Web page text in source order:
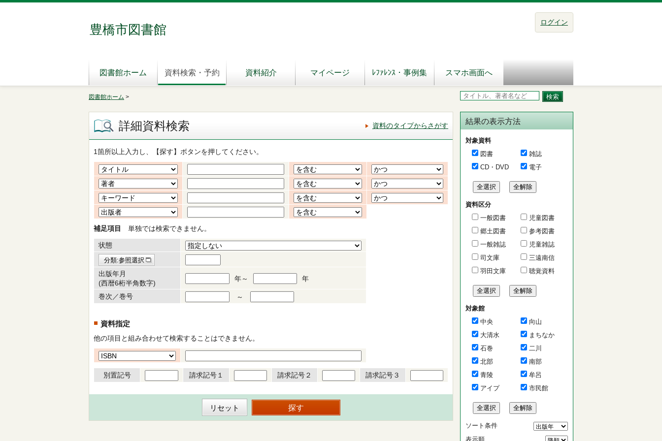
豊橋市図書館
図書館ホーム 資料検索・予約 資料紹介 マイページ ﾚﾌｧﾚﾝｽ・事例集 スマホ画面へ
ログイン
図書館ホーム >
詳細資料検索 資料のタイプからさがす
1箇所以上入力し、【探す】ボタンを押してください。
補足項目 単独では検索できません。
状態
分類:参照選択
出版年月
(西暦6桁半角数字)
年～ 年
巻次／巻号 ～
資料指定
他の項目と組み合わせて検索することはできません。
別置記号 請求記号１ 請求記号２ 請求記号３
結果の表示方法
対象資料
図書
雑誌
CD・DVD
電子
資料区分
一般図書
児童図書
郷土図書
参考図書
一般雑誌
児童雑誌
司文庫
三遠南信
羽田文庫
聴覚資料
対象館
中央
向山
大清水
まちなか
石巻
二川
北部
南部
青陵
牟呂
アイプ
市民館
ソート条件
表示順